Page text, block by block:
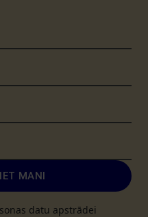
MANI
datu apstrādei